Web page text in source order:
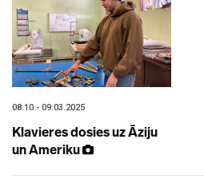
08:10 - 09.03.2025
Klavieres dosies uz Āziju
un Ameriku